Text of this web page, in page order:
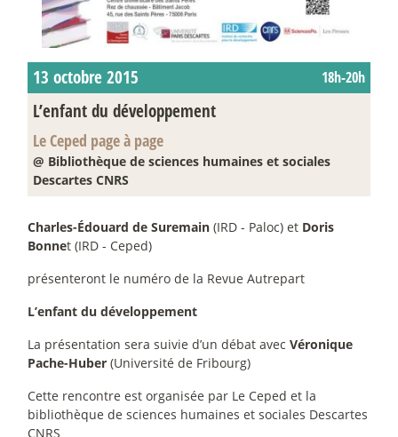
13 octobre 2015 18h-20h
L’enfant du développement
Le Ceped page à page
@ Bibliothèque de sciences humaines et sociales
Descartes CNRS
Charles-Édouard de Suremain (IRD - Paloc) et Doris
Bonnet (IRD - Ceped)
présenteront le numéro de la Revue Autrepart
L’enfant du développement
La présentation sera suivie d’un débat avec Véronique
Pache-Huber (Université de Fribourg)
Cette rencontre est organisée par Le Ceped et la
bibliothèque de sciences humaines et sociales Descartes
CNRS